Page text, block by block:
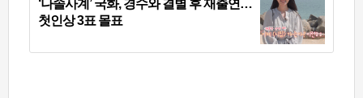
‘나솔사계’ 국화, 경수와 결별 후 재출연…
첫인상 3표 몰표